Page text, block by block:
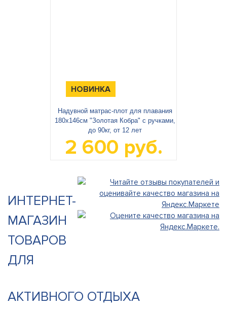
НОВИНКА
Надувной матрас-плот для плавания
180х146см "Золотая Кобра" с ручками,
до 90кг, от 12 лет
2 600 руб.
ИНТЕРНЕТ-
МАГАЗИН
ТОВАРОВ
ДЛЯ
АКТИВНОГО ОТДЫХА